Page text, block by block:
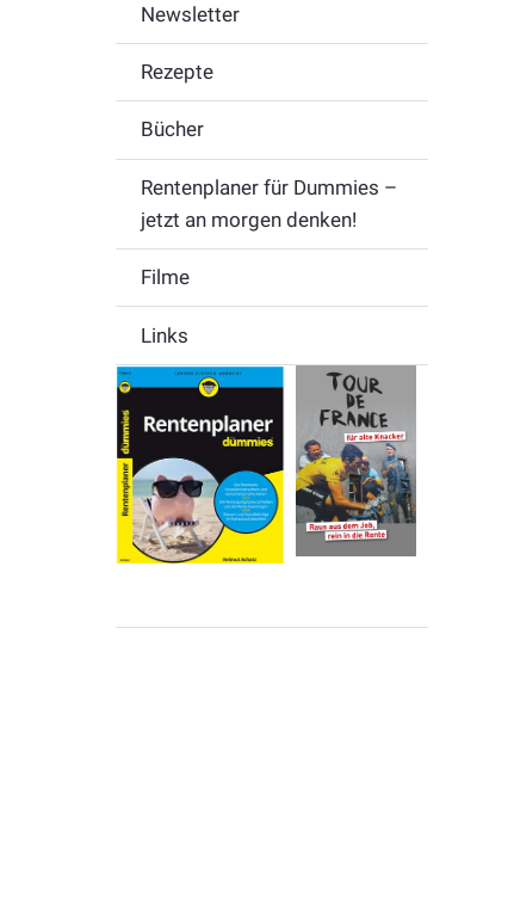
Newsletter
Rezepte
Bücher
Rentenplaner für Dummies –
jetzt an morgen denken!
Filme
Links